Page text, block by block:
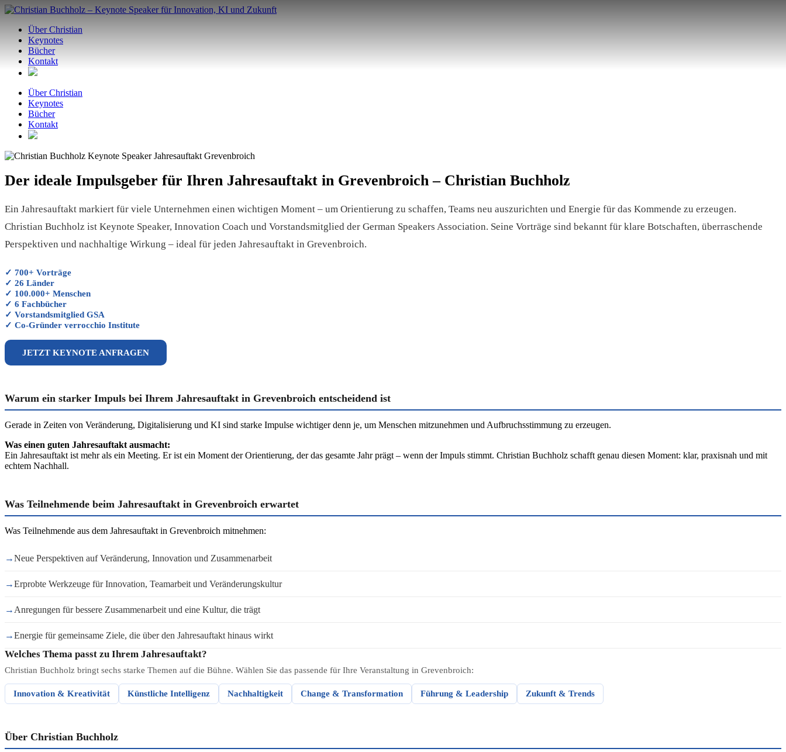
Zum
springenÜber Christian
Keynotes
Bücher
Kontakt
Über Christian
Keynotes
Bücher
Kontakt
Der ideale Impulsgeber für Ihren Jahresauftakt in Grevenbroich – Christian Buchholz
Ein Jahresauftakt markiert für viele Unternehmen einen wichtigen Moment – um Orientierung zu schaffen, Teams neu auszurichten und Energie für das Kommende zu erzeugen.
Christian Buchholz ist Keynote Speaker, Innovation Coach und Vorstandsmitglied der German Speakers Association. Seine Vorträge sind bekannt für klare Botschaften, überraschende
Perspektiven und nachhaltige Wirkung – ideal für jeden Jahresauftakt in Grevenbroich.
✓ 700+ Vorträge
✓ 26 Länder
✓ 100.000+ Menschen
✓ 6 Fachbücher
✓ Vorstandsmitglied GSA
✓ Co-Gründer verrocchio Institute
JETZT KEYNOTE ANFRAGEN
Warum ein starker Impuls bei Ihrem Jahresauftakt in Grevenbroich entscheidend ist
Gerade in Zeiten von Veränderung, Digitalisierung und KI sind starke Impulse wichtiger denn je, um Menschen mitzunehmen und Aufbruchsstimmung zu erzeugen.
Was einen guten Jahresauftakt ausmacht:
Ein Jahresauftakt ist mehr als ein Meeting. Er ist ein Moment der Orientierung, der das gesamte Jahr prägt – wenn der Impuls stimmt. Christian Buchholz schafft genau diesen Moment: klar, praxisnah und mit
echtem Nachhall.
Was Teilnehmende beim Jahresauftakt in Grevenbroich erwartet
Was Teilnehmende aus dem Jahresauftakt in Grevenbroich mitnehmen:
→Neue Perspektiven auf Veränderung, Innovation und Zusammenarbeit
→Erprobte Werkzeuge für Innovation, Teamarbeit und Veränderungskultur
→ Anregungen für bessere Zusammenarbeit und eine Kultur, die trägt
→Energie für gemeinsame Ziele, die über den Jahresauftakt hinaus wirkt
Welches Thema passt zu Ihrem Jahresauftakt?
Christian Buchholz bringt sechs starke Themen auf die Bühne. Wählen Sie das passende für Ihre Veranstaltung in Grevenbroich:
Innovation & Kreativität Künstliche Intelligenz Nachhaltigkeit Change & Transformation Führung & Leadership Zukunft & Trends
Über Christian Buchholz